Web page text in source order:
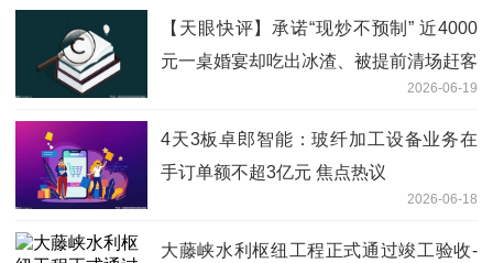
【天眼快评】承诺“现炒不预制” 近4000
元一桌婚宴却吃出冰渣、被提前清场赶客
酒店一句抱歉 难抚平新人终身遗憾2026-06-19
4天3板卓郎智能：玻纤加工设备业务在
手订单额不超3亿元 焦点热议
2026-06-18
大藤峡水利枢纽工程正式通过竣工验收-